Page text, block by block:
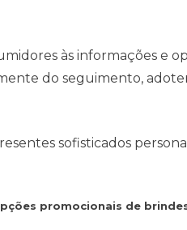
às informações e
do seguimento,
sofisticados
promocionais de